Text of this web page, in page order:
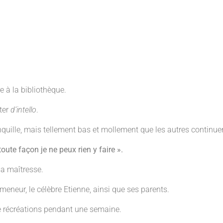
à la bibliothèque.
d’intello.
mais tellement bas et mollement que les autres
façon je ne peux rien y faire ».
maîtresse.
le célèbre Etienne, ainsi que ses parents.
pendant une semaine.